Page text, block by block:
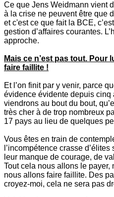
Ce que Jens Weidmann vient
à la crise ne peuvent être que
et c'est ce que fait la BCE,
gestion d’affaires courantes.
approche.
Mais ce n’est pas tout.
faire faillite !
Et l’on finit par y venir, parce
évidence évidente depuis cinq
viendrons au bout du bout,
très cher à de trop nombreux
17 pays au lieu de quelques
Vous êtes en train de
l’incompétence crasse
leur manque de courage, de
Tout cela nous allons le
nous allons faire faillite. Des
croyez-moi, cela ne sera pas